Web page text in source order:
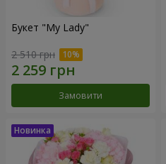
Букет "My Lady"
2 510 грн
Замовити